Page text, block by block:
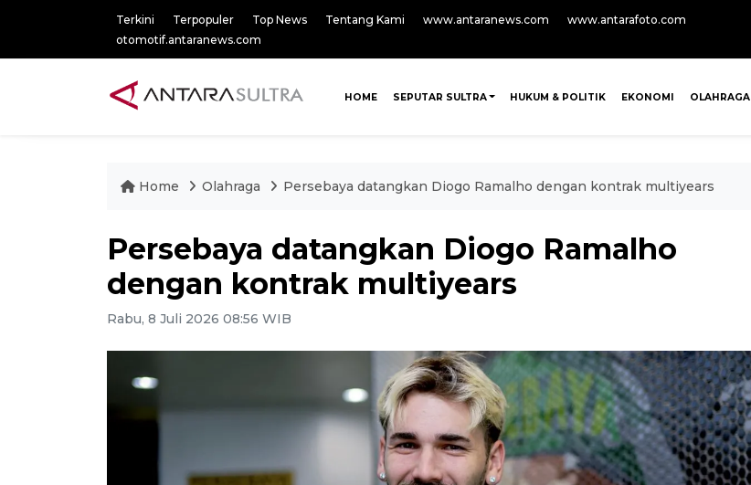
Terkini Terpopuler Top News Tentang Kami www.antaranews.com
www.antarafoto.com
otomotif.antaranews.com
HOME SEPUTAR SULTRA HUKUM & POLITIK EKONOMI OLAHRAGA
Home Olahraga Persebaya datangkan Diogo Ramalho dengan kontrak multiyears
Persebaya datangkan Diogo Ramalho
dengan kontrak multiyears
Rabu, 8 Juli 2026 08:56 WIB